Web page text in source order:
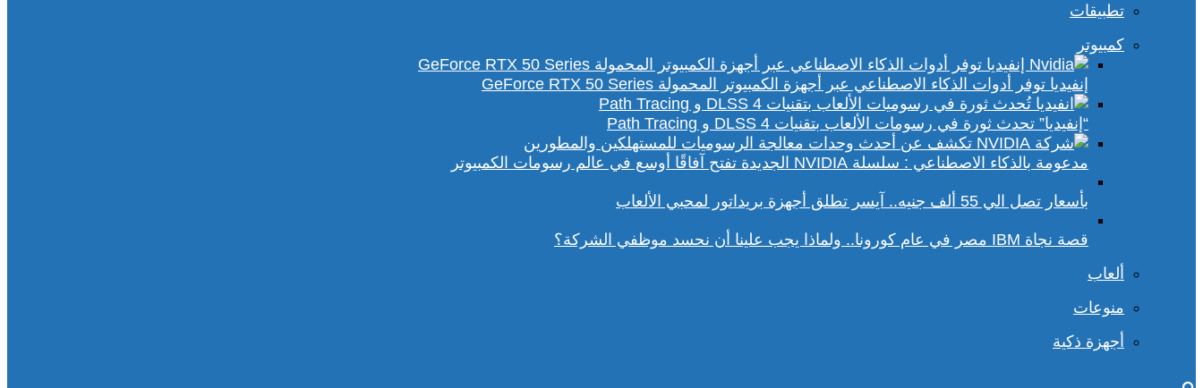
تطبيقات
كمبيوتر
إنفيديا توفر أدوات الذكاء الاصطناعي عبر أجهزة الكمبيوتر المحمولة GeForce RTX 50 Series
“إنفيديا” تحدث ثورة في رسومات الألعاب بتقنيات DLSS 4 و Path Tracing
مدعومة بالذكاء الاصطناعي : سلسلة NVIDIA الجديدة تفتح آفاقًا أوسع في عالم رسومات الكمبيوتر
بأسعار تصل الي 55 ألف جنيه.. آيسر تطلق أجهزة بريداتور لمحبي الألعاب
قصة نجاة IBM مصر في عام كورونا.. ولماذا يجب علينا أن نحسد موظفي الشركة؟
ألعاب
منوعات
أجهزة ذكية